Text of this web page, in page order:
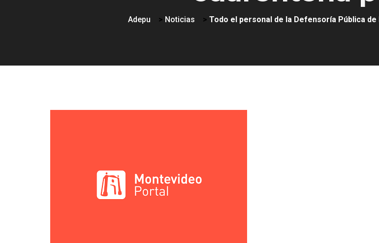
Adepu > Noticias > Todo el personal de la Defensoría Pública